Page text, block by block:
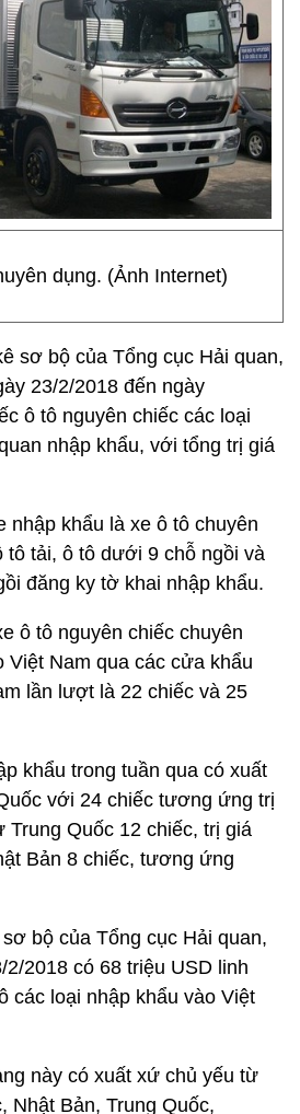
dụng. (Ảnh Internet)
sơ bộ của Tổng cục Hải quan,
23/2/2018 đến ngày
ô tô nguyên chiếc các loại
nhập khẩu, với tổng trị giá
nhập khẩu là xe ô tô chuyên
tô tải, ô tô dưới 9 chỗ ngồi và
đăng ky tờ khai nhập khẩu.
ô tô nguyên chiếc chuyên
Việt Nam qua các cửa khẩu
lần lượt là 22 chiếc và 25
khẩu trong tuần qua có xuất
với 24 chiếc tương ứng trị
Trung Quốc 12 chiếc, trị giá
Bản 8 chiếc, tương ứng
bộ của Tổng cục Hải quan,
2018 có 68 triệu USD linh
các loại nhập khẩu vào Việt
này có xuất xứ chủ yếu từ
Nhật Bản, Trung Quốc,